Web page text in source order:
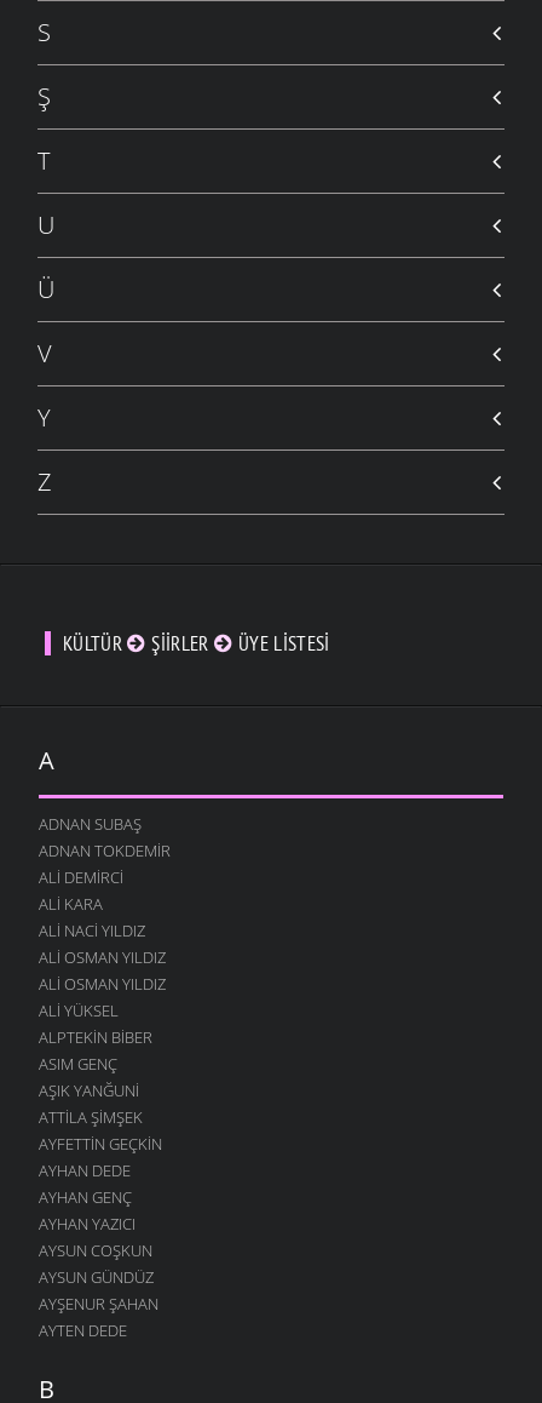
S
Ş
T
U
Ü
V
Y
Z
KÜLTÜR ŞIIRLER ÜYE LISTESI
A
ADNAN SUBAŞ
ADNAN TOKDEMIR
ALI DEMIRCI
ALI KARA
ALI NACI YILDIZ
ALI OSMAN YILDIZ
ALI OSMAN YILDIZ
ALI YÜKSEL
ALPTEKIN BIBER
ASIM GENÇ
AŞIK YANĞUNI
ATTILA ŞIMŞEK
AYFETTIN GEÇKIN
AYHAN DEDE
AYHAN GENÇ
AYHAN YAZICI
AYSUN COŞKUN
AYSUN GÜNDÜZ
AYŞENUR ŞAHAN
AYTEN DEDE
B